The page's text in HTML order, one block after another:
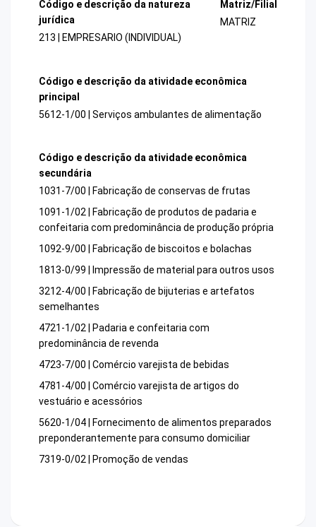
Código e descrição da natureza
jurídica
213 | EMPRESARIO (INDIVIDUAL)
Matriz/Filial
MATRIZ
Código e descrição da atividade econômica
principal
5612-1/00 | Serviços ambulantes de alimentação
Código e descrição da atividade econômica
secundária
1031-7/00 | Fabricação de conservas de frutas
1091-1/02 | Fabricação de produtos de padaria e
confeitaria com predominância de produção própria
1092-9/00 | Fabricação de biscoitos e bolachas
1813-0/99 | Impressão de material para outros usos
3212-4/00 | Fabricação de bijuterias e artefatos
semelhantes
4721-1/02 | Padaria e confeitaria com
predominância de revenda
4723-7/00 | Comércio varejista de bebidas
4781-4/00 | Comércio varejista de artigos do
vestuário e acessórios
5620-1/04 | Fornecimento de alimentos preparados
preponderantemente para consumo domiciliar
7319-0/02 | Promoção de vendas